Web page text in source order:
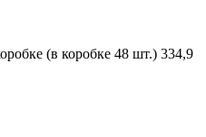
(в коробке 48 шт.) 334,9